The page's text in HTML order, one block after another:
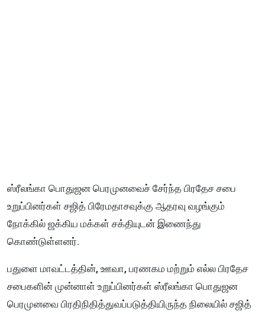
ஸ்ரீலங்கா பொதுஜன பெரமுனவைச் சேர்ந்த பிரதேச சபை
உறுப்பினர்கள் சஜித் பிரேமதாசவுக்கு ஆதரவு வழங்கும்
நோக்கில் ஜக்கிய மக்கள் சக்தியுடன் இணைந்து
கொண்டுள்ளனர்.
பதுளை மாவட்டத்தின், ஊவா, பரணகம மற்றும் எல்ல பிரதேச
சபைகளின் முன்னாள் உறுப்பினர்கள் ஸ்ரீலங்கா பொதுஜன
பெரமுனவை பிரதிநிதித்துவப்படுத்தியிருந்த நிலையில் சஜித்